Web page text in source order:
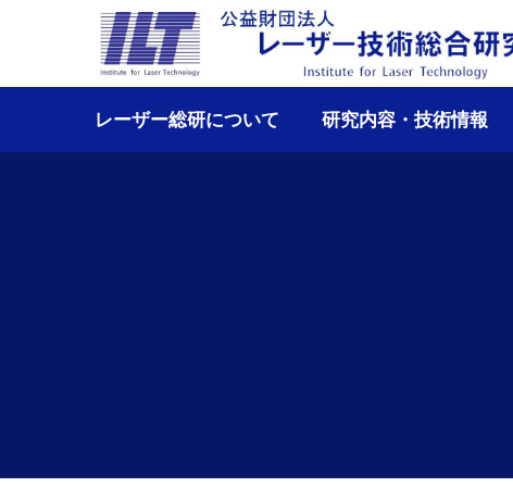
レーザー総研について 研究内容・技術情報